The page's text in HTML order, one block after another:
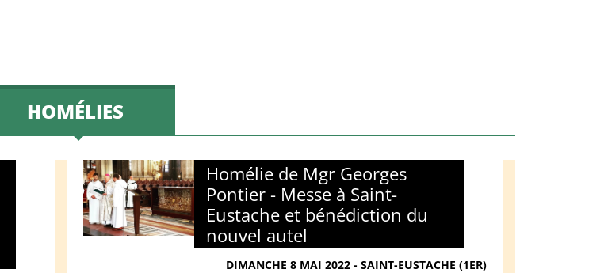
HOMÉLIES
Homélie de Mgr Georges
Pontier - Messe à Saint-
Eustache et bénédiction du
nouvel autel
DIMANCHE 8 MAI 2022 - SAINT-EUSTACHE (1ER)